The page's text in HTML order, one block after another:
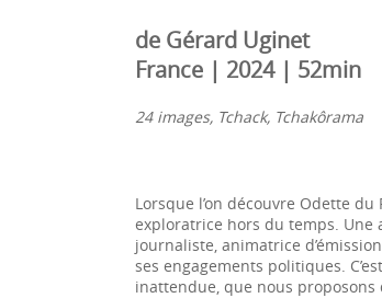
de Gérard Uginet
France | 2024 | 52min
24 images, Tchack, Tchakôrama
Lorsque l’on découvre Odette
exploratrice hors du temps. Une
journaliste, animatrice
ses engagements politiques.
inattendue, que nous proposons